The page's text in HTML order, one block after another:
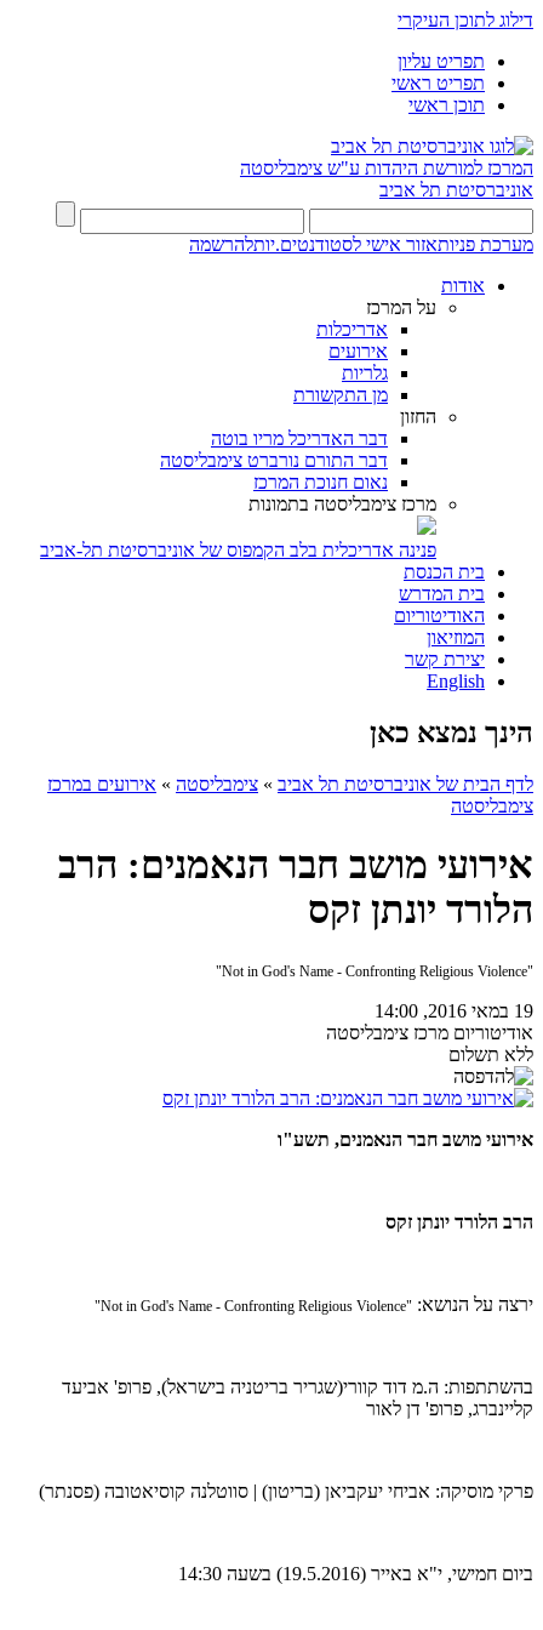
דילוג לתוכן העיקרי
תפריט עליון
תפריט ראשי
תוכן ראשי
המרכז למורשת היהדות ע"ש צימבליסטה
אוניברסיטת תל אביב
מערכת פניותאזור אישי לסטודנטים.יותלהרשמה
אודות
על המרכז
אדריכלות
אירועים
גלריות
מן התקשורת
החזון
דבר האדריכל מריו בוטה
דבר התורם נורברט צימבליסטה
נאום חנוכת המרכז
מרכז צימבליסטה בתמונות
פנינה אדריכלית בלב הקמפוס של אוניברסיטת תל-אביב
בית הכנסת
בית המדרש
האודיטוריום
המוזיאון
יצירת קשר
English
הינך נמצא כאן
לדף הבית של אוניברסיטת תל אביב » צימבליסטה » אירועים במרכז
צימבליסטה
אירועי מושב חבר הנאמנים: הרב
הלורד יונתן זקס
"Not in God's Name - Confronting Religious Violence"
19 במאי 2016, 14:00
אודיטוריום מרכז צימבליסטה
ללא תשלום
אירועי מושב חבר הנאמנים, תשע"ו
הרב הלורד יונתן זקס
ירצה על הנושא: "Not in God's Name - Confronting Religious Violence"
בהשתתפות: ה.מ דוד קוורי(שגריר בריטניה בישראל), פרופ' אביעד
קליינברג, פרופ' דן לאור
פרקי מוסיקה: אביחי יעקביאן (בריטון) | סווטלנה קוסיאטובה (פסנתר)
ביום חמישי, י"א באייר (19.5.2016) בשעה 14:30